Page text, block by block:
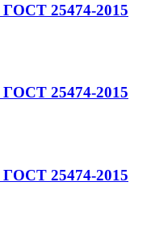
ГОСТ 25474-2015
ГОСТ 25474-2015
ГОСТ 25474-2015